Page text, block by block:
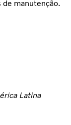
manutenção.
Latina